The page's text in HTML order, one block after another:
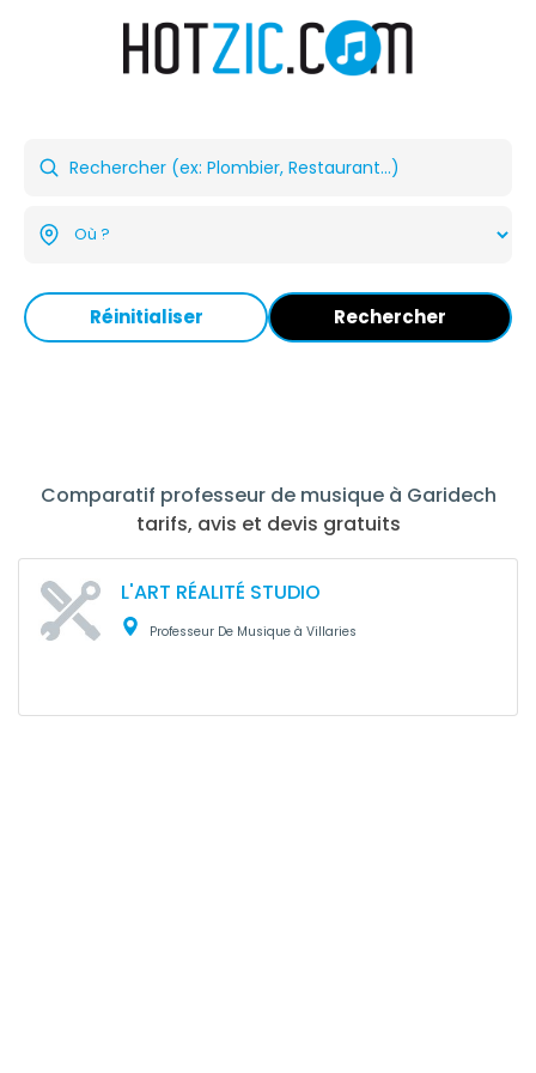
Réinitialiser Rechercher
Comparatif professeur de musique à Garidech
tarifs, avis et devis gratuits
L'ART RÉALITÉ STUDIO
Professeur De Musique à Villaries